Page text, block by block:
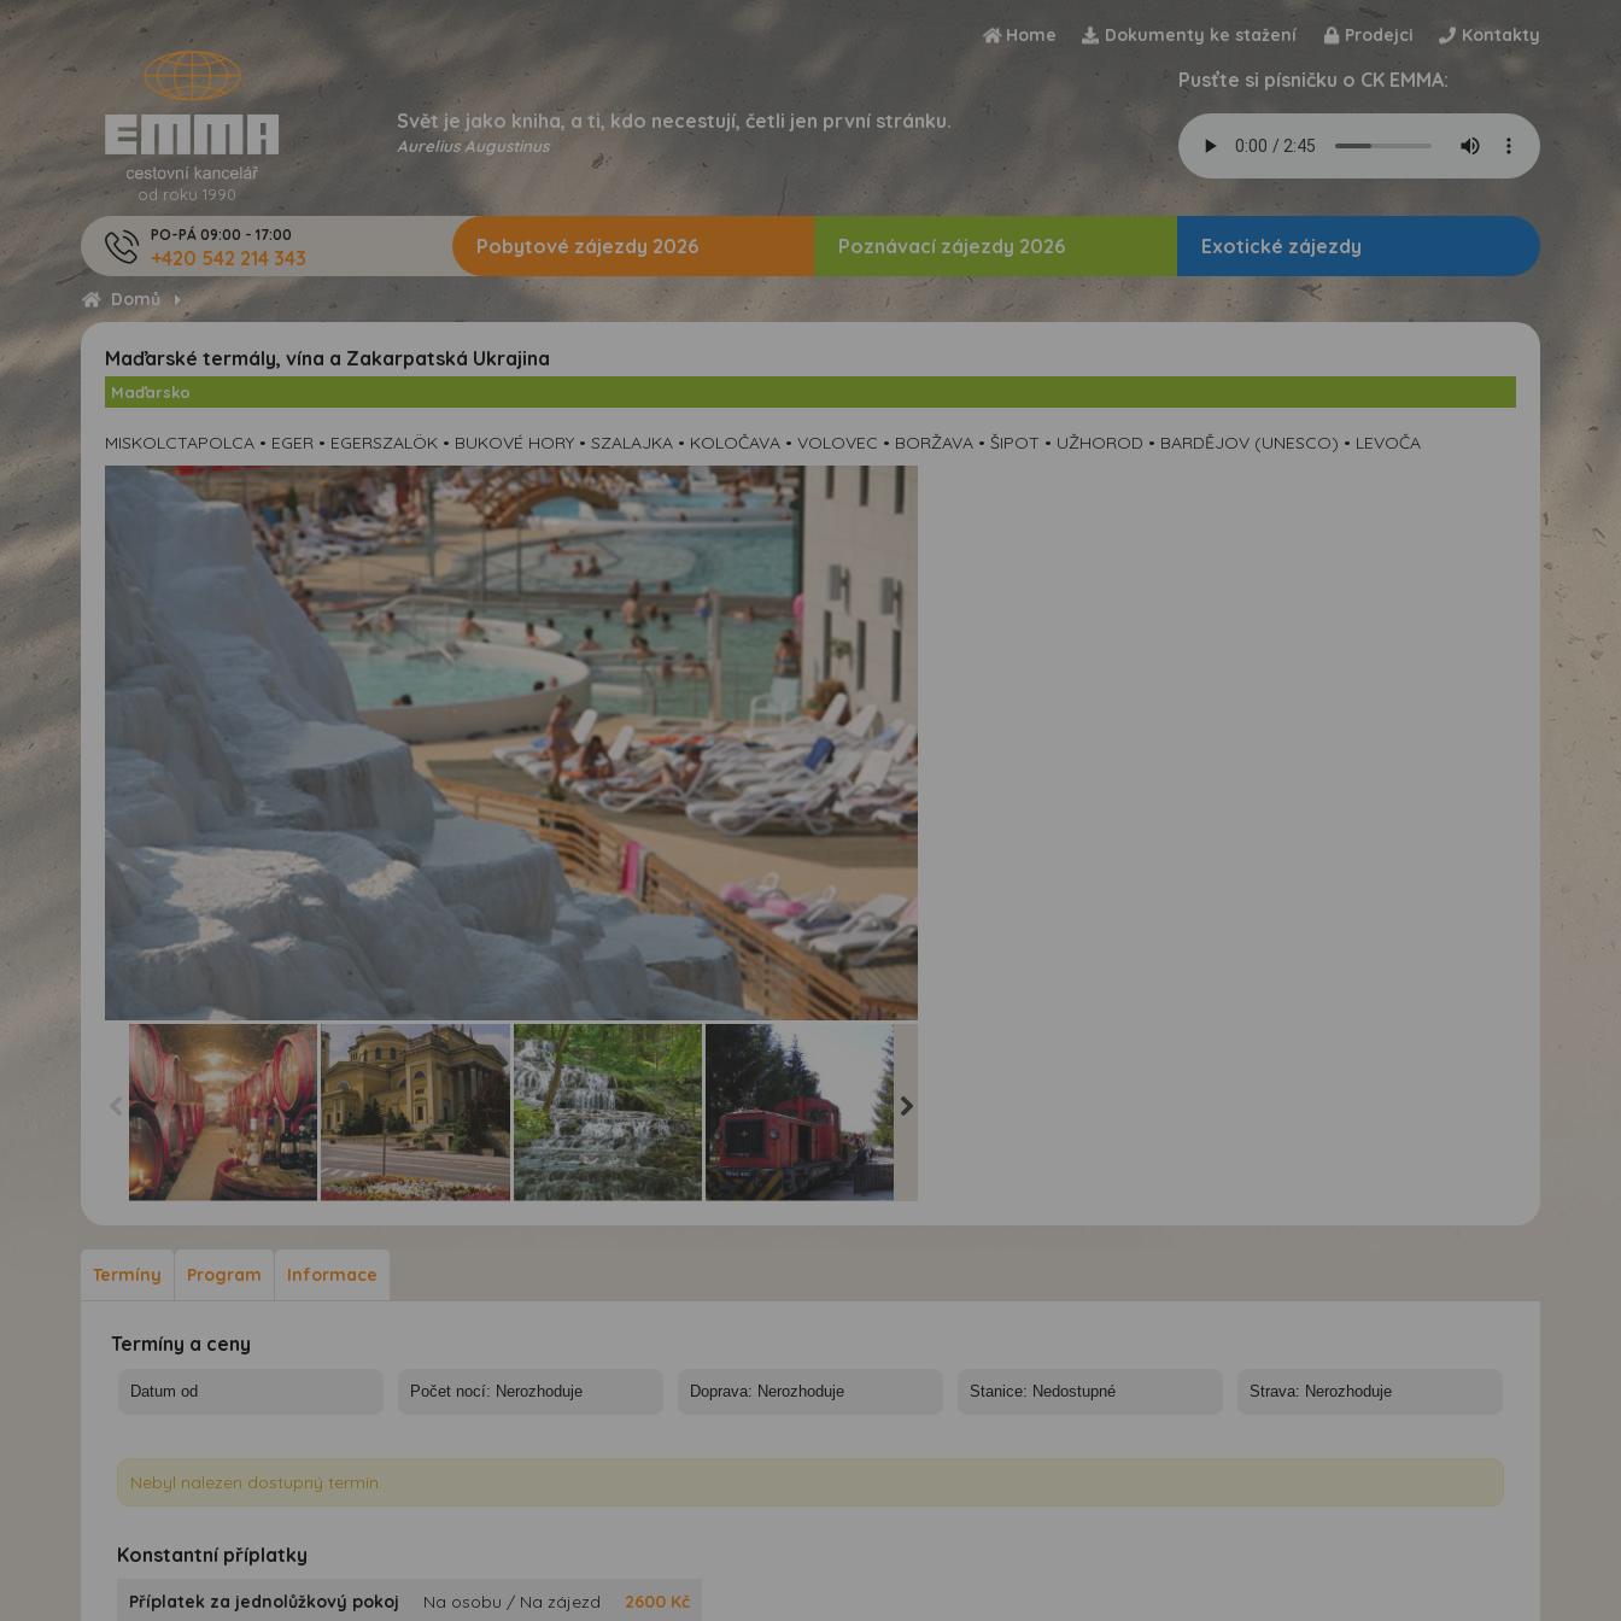
Home Dokumenty ke stažení Prodejci Kontakty
od roku 1990
Svět je jako kniha, a ti, kdo necestují, četli jen první stránku.
Aurelius Augustinus
Pusťte si písničku o CK EMMA:
PO-PÁ 09:00 - 17:00
+420 542 214 343
Domů
Pobytové zájezdy 2026 Poznávací zájezdy 2026 Exotické zájezdy
Maďarské termály, vína a Zakarpatská Ukrajina
Maďarsko
MISKOLCTAPOLCA • EGER • EGERSZALÖK • BUKOVÉ HORY • SZALAJKA • KOLOČAVA • VOLOVEC • BORŽAVA • ŠIPOT • UŽHOROD • BARDĚJOV (UNESCO) • LEVOČA
Termíny
Program Informace
Termíny a ceny
Nebyl nalezen dostupný termín.
Konstantní příplatky
Příplatek za jednolůžkový pokoj Na osobu / Na zájezd 2600 Kč